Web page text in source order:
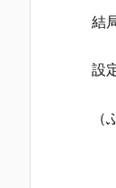
結
設
（